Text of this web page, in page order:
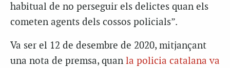
habitual de no perseguir els delictes quan els
cometen agents dels cossos policials”.
Va ser el 12 de desembre de 2020, mitjançant
una nota de premsa, quan la policia catalana va